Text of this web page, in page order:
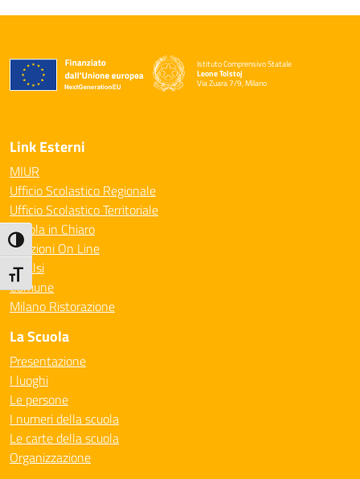
Attiva/disattiva alto contrasto
Attiva/disattiva dimensione testo
Istituto Comprensivo Statale
Leone Tolstoj
Via Zuara 7/9, Milano
— Visita la pagina iniziale della scuola
Link Esterni
MIUR
Ufficio Scolastico Regionale
Ufficio Scolastico Territoriale
Scuola in Chiaro
Iscrizioni On Line
Invalsi
Comune
Milano Ristorazione
La Scuola
Presentazione
I luoghi
Le persone
I numeri della scuola
Le carte della scuola
Organizzazione